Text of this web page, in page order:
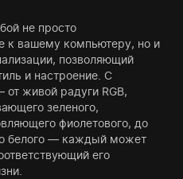
не просто
к вашему компьютеру, но и
позволяющий
и настроение. С
живой радуги RGB,
зеленого,
фиолетового, до
белого — каждый может
его